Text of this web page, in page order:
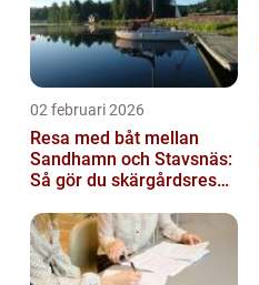
02 februari 2026
Resa med båt mellan
Sandhamn och Stavsnäs:
Så gör du skärgårdsresan